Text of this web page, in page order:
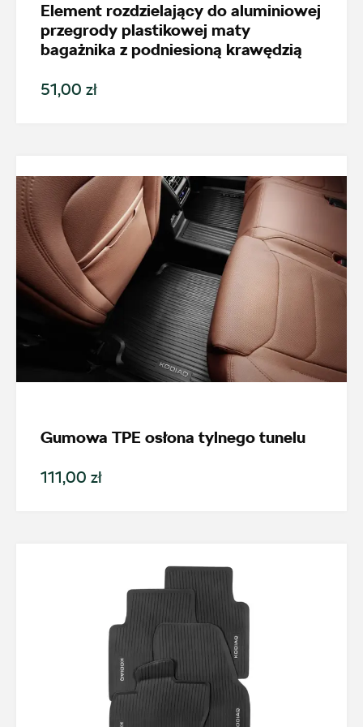
Element rozdzielający do aluminiowej
przegrody plastikowej maty
bagażnika z podniesioną krawędzią
51,00 zł
Gumowa TPE osłona tylnego tunelu
111,00 zł
ul. Skrzetuskiego 11, Płock - Nowe Gulczewo
+48 784 377 454
marcin.bartkowski@autoforum.pl
ul. Krakowska 33, Wieliczka
+48 122 527 400
czesci.skoda@autoluzar.pl
Auto Śliwka
ul. Kościuszki 94, Katowice
+48 326 303 149
magazyn.sosnowiec@autosliwka.pl
Auto Śliwka